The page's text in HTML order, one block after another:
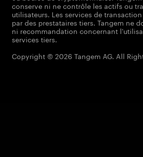
conserve ni ne contrôle les actifs ou
utilisateurs. Les services de
par des prestataires tiers. Tangem ne
ni recommandation concernant
services tiers.